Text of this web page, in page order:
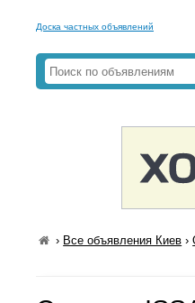
Доска частных объявлений
› Все объявления Киев ›